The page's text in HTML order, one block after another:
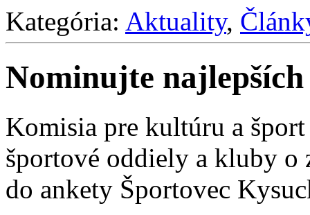
Kategória: Aktuality,
Nominujte
Komisia pre kultúru a
športové oddiely a kluby o
do ankety Športovec